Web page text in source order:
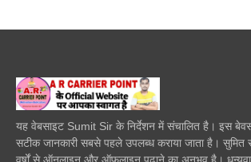
यह वेबसाइट Sumit Sir के निर्देशन में संचालित है। इस
सटीक जानकारी सबसे पहले उपलब्ध कराया जाता है।